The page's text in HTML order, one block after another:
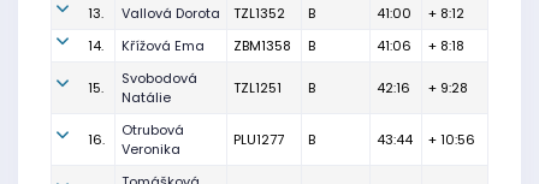
13. Vallová Dorota TZL1352 B 41:00
+ 8:12
14.
Křížová Ema ZBM1358 B 41:06 + 8:18
15.
Svobodová
Natálie
TZL1251 B 42:16 + 9:28
16.
Otrubová
Veronika
PLU1277 B 43:44 + 10:56